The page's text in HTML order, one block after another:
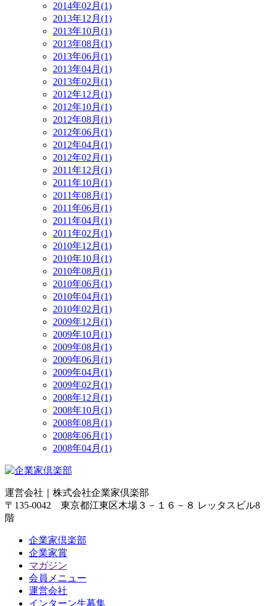
2014年02月(1)
2013年12月(1)
2013年10月(1)
2013年08月(1)
2013年06月(1)
2013年04月(1)
2013年02月(1)
2012年12月(1)
2012年10月(1)
2012年08月(1)
2012年06月(1)
2012年04月(1)
2012年02月(1)
2011年12月(1)
2011年10月(1)
2011年08月(1)
2011年06月(1)
2011年04月(1)
2011年02月(1)
2010年12月(1)
2010年10月(1)
2010年08月(1)
2010年06月(1)
2010年04月(1)
2010年02月(1)
2009年12月(1)
2009年10月(1)
2009年08月(1)
2009年06月(1)
2009年04月(1)
2009年02月(1)
2008年12月(1)
2008年10月(1)
2008年08月(1)
2008年06月(1)
2008年04月(1)
運営会社｜ 株式会社企業家倶楽部
〒135-0042 東京都江東区木場３－１６－８ レッタスビル8
階
企業家倶楽部
企業家賞
マガジン
会員メニュー
運営会社
インターン生募集